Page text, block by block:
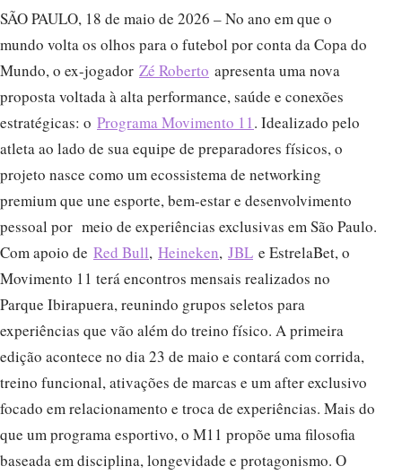
SÃO PAULO, 18 de maio de 2026 – No ano em que o
mundo volta os olhos para o futebol por conta da Copa do
Mundo, o ex-jogador Zé Roberto apresenta uma nova
proposta voltada à alta performance, saúde e conexões
estratégicas: o Programa Movimento 11. Idealizado pelo
atleta ao lado de sua equipe de preparadores físicos, o
projeto nasce como um ecossistema de networking
premium que une esporte, bem-estar e desenvolvimento
pessoal por meio de experiências exclusivas em São Paulo.
Com apoio de Red Bull, Heineken, JBL e EstrelaBet, o
Movimento 11 terá encontros mensais realizados no
Parque Ibirapuera, reunindo grupos seletos para
experiências que vão além do treino físico. A primeira
edição acontece no dia 23 de maio e contará com corrida,
treino funcional, ativações de marcas e um after exclusivo
focado em relacionamento e troca de experiências. Mais do
que um programa esportivo, o M11 propõe uma filosofia
baseada em disciplina, longevidade e protagonismo. O